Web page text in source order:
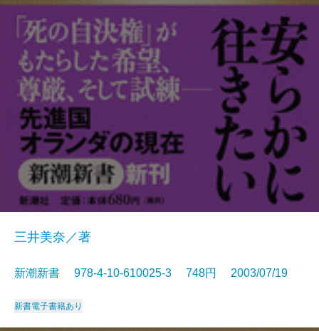
三井美奈／著
新潮新書 978-4-10-610025-3 748円 2003/07/19
新書電子書籍あり